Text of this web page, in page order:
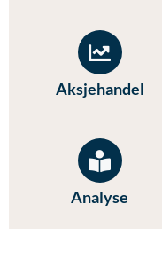
Aksjehandel
Analyse